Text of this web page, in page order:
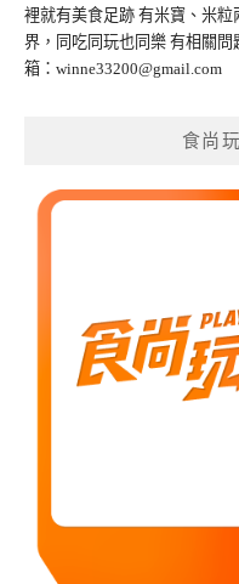
裡就有美食足跡 有米寶、米
界，同吃同玩也同樂 有相關
箱： winne33200@gmail.com
食尚